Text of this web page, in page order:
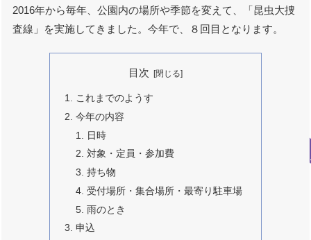
2016年から毎年、公園内の場所や季節を変えて、「昆虫大捜
査線」を実施してきました。今年で、８回目となります。
目次
これまでのようす
今年の内容
日時
対象・定員・参加費
持ち物
受付場所・集合場所・最寄り駐車場
雨のとき
申込